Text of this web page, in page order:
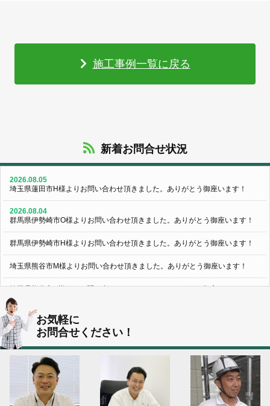
施工事例一覧に戻る
新着お問合せ状況
2026.08.05
埼玉県蓮田市H様よりお問い合わせ頂きました。ありがとう御座います！
2026.08.04
群馬県伊勢崎市O様よりお問い合わせ頂きました。ありがとう御座います！
群馬県伊勢崎市H様よりお問い合わせ頂きました。ありがとう御座います！
埼玉県熊谷市M様よりお問い合わせ頂きました。ありがとう御座います！
埼玉県熊谷市S様よりお問い合わせ頂きました。ありがとう御座います！
群馬県伊勢崎市K様よりお問い合わせ頂きました。ありがとう御座います！
東京都葛飾区N様よりお問い合わせ頂きました。ありがとう御座います！
2026.08.03
神奈川県川崎市A様よりお問い合わせ頂きました。ありがとう御座います！
群馬県高崎市E様よりお問い合わせ頂きました。ありがとう御座います！
お気軽に
お問合せください！